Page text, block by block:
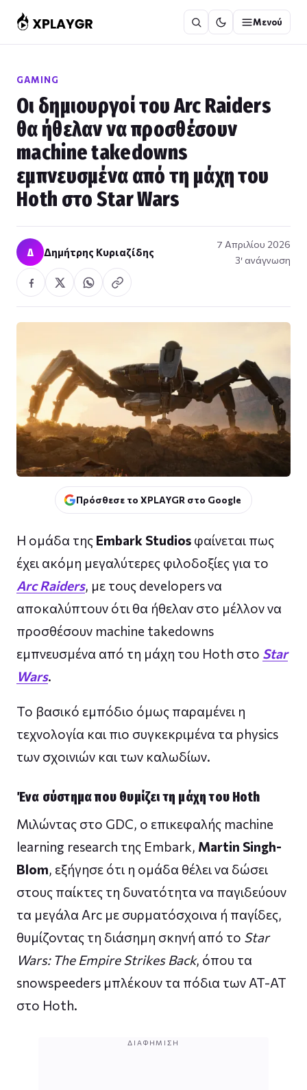
στο
περιεχόμενο
Μενού
GAMING
Οι δημιουργοί του Arc Raiders
θα ήθελαν να προσθέσουν
machine takedowns
εμπνευσμένα από τη μάχη του
Hoth στο Star Wars
Δ Δημήτρης Κυριαζίδης
7 Απριλίου 2026
3′ ανάγνωση
Πρόσθεσε το XPLAYGR στο Google
Η ομάδα της Embark Studios φαίνεται πως
έχει ακόμη μεγαλύτερες φιλοδοξίες για το
Arc Raiders, με τους developers να
αποκαλύπτουν ότι θα ήθελαν στο μέλλον να
προσθέσουν machine takedowns
εμπνευσμένα από τη μάχη του Hoth στο Star
Wars.
Το βασικό εμπόδιο όμως παραμένει η
τεχνολογία και πιο συγκεκριμένα τα physics
των σχοινιών και των καλωδίων.
Ένα σύστημα που θυμίζει τη μάχη του Hoth
Μιλώντας στο GDC, ο επικεφαλής machine
learning research της Embark, Martin Singh-
Blom, εξήγησε ότι η ομάδα θέλει να δώσει
στους παίκτες τη δυνατότητα να παγιδεύουν
τα μεγάλα Arc με συρματόσχοινα ή παγίδες,
θυμίζοντας τη διάσημη σκηνή από το Star
Wars: The Empire Strikes Back, όπου τα
snowspeeders μπλέκουν τα πόδια των AT-AT
στο Hoth.
ΔΙΑΦΉΜΙΣΗ